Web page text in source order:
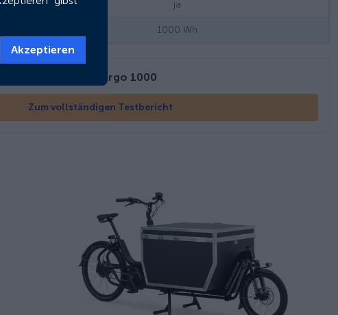
ja
1000 Wh
Hercules Cargo 1000
Zum vollständigen Testbericht
Akzeptieren